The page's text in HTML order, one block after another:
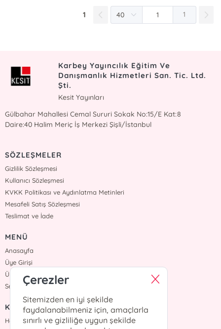
1 1
Karbey Yayıncılık Eğitim Ve
Danışmanlık Hizmetleri San. Tic. Ltd.
Şti.
Kesit Yayınları
Gülbahar Mahallesi Cemal Sururi Sokak No:15/E Kat:8
Daire:40 Halim Meriç İş Merkezi Şişli/İstanbul
SÖZLEŞMELER
Gizlilik Sözleşmesi
Kullanıcı Sözleşmesi
KVKK Politikası ve Aydınlatma Metinleri
Mesafeli Satış Sözleşmesi
Teslimat ve İade
MENÜ
Anasayfa
Üye Girişi
Üye Ol
Sepetim
KURUMSAL
Hakkımızda
Çerezler
Sitemizden en iyi şekilde
faydalanabilmeniz için, amaçlarla
sınırlı ve gizliliğe uygun şekilde